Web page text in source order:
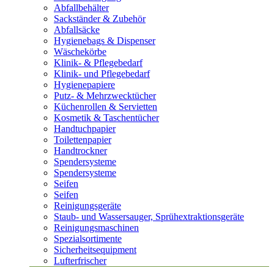
Abfallbehälter
Sackständer & Zubehör
Abfallsäcke
Hygienebags & Dispenser
Wäschekörbe
Klinik- & Pflegebedarf
Klinik- und Pflegebedarf
Hygienepapiere
Putz- & Mehrzwecktücher
Küchenrollen & Servietten
Kosmetik & Taschentücher
Handtuchpapier
Toilettenpapier
Handtrockner
Spendersysteme
Spendersysteme
Seifen
Seifen
Reinigungsgeräte
Staub- und Wassersauger, Sprühextraktionsgeräte
Reinigungsmaschinen
Spezialsortimente
Sicherheitsequipment
Lufterfrischer